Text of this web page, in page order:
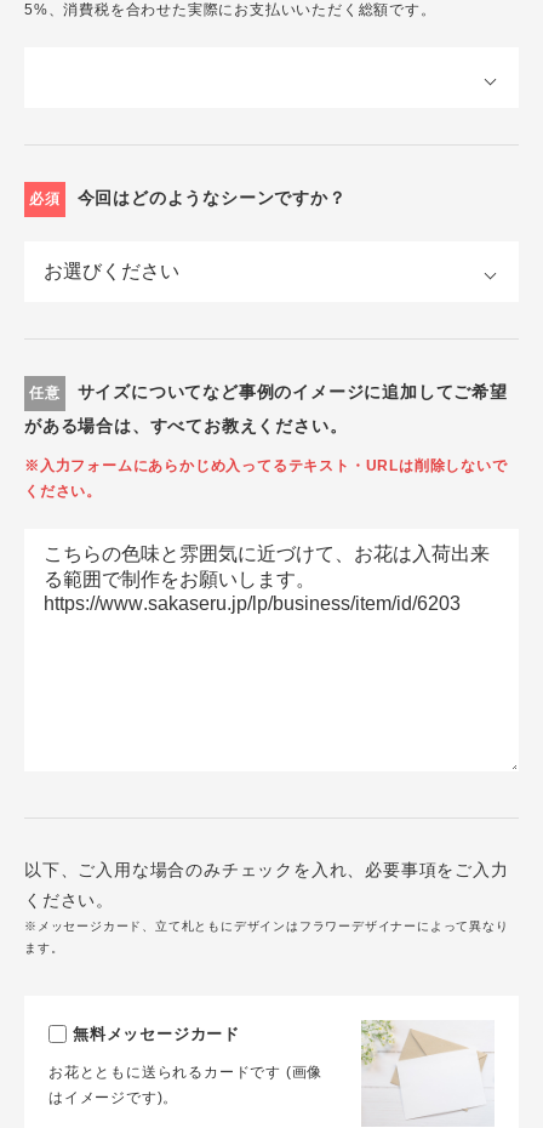
5%、消費税を合わせた実際にお支払いいただく総額です。
必須 今回はどのようなシーンですか？
任意
サイズについてなど事例のイメージに追加してご希望
がある場合は、すべてお教えください。
※入力フォームにあらかじめ入ってるテキスト・URLは削除しないで
ください。
以下、ご入用な場合のみチェックを入れ、必要事項をご入力
ください。
※メッセージカード、立て札ともにデザインはフラワーデザイナーによって異なり
ます。
無料メッセージカード
お花とともに送られるカードです (画像
はイメージです)。